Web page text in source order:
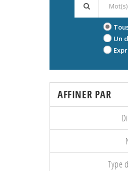
Un
AFFINER PAR
Type